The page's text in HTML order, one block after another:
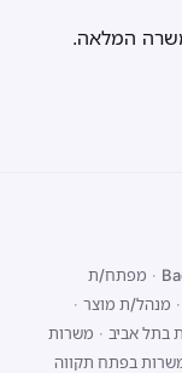
המלאה.
· מפתח/ת
· מנהל/ת מוצר ·
בתל אביב · משרות
בפתח תקווה